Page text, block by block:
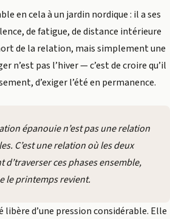
en cela à un jardin nordique : il a ses
de fatigue, de distance intérieure
de la relation, mais simplement une
n’est pas l’hiver — c’est de croire qu’il
d’exiger l’été en permanence.
épanouie n’est pas une relation
C’est une relation où les deux
d’traverser ces phases ensemble,
le printemps revient.
d’une pression considérable. Elle